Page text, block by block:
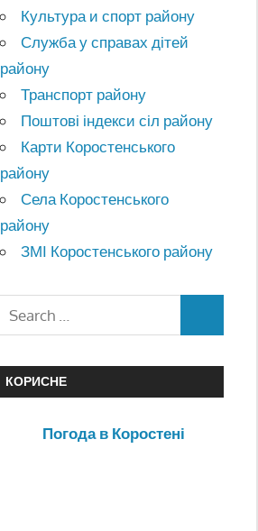
Культура и спорт району
Служба у справах дітей
району
Транспорт району
Поштові індекси сіл району
Карти Коростенського
району
Села Коростенського
району
ЗМІ Коростенського району
КОРИСНЕ
Погода в Коростені